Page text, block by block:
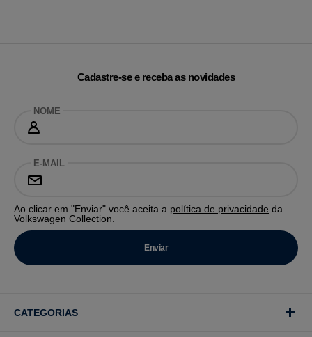
Cadastre-se e receba as novidades
NOME
E-MAIL
Ao clicar em "Enviar" você aceita a política de privacidade da
Volkswagen Collection.
CATEGORIAS